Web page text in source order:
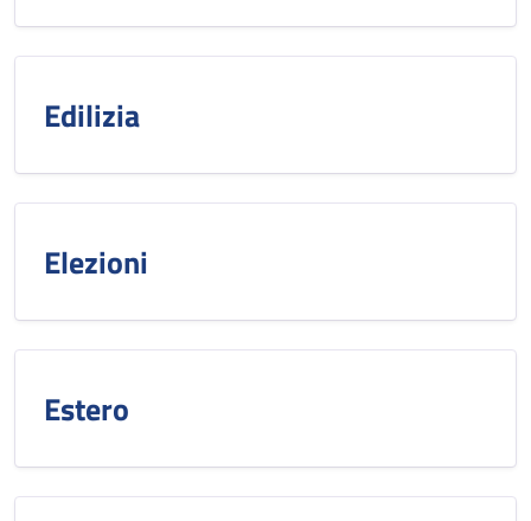
Edilizia
Elezioni
Estero